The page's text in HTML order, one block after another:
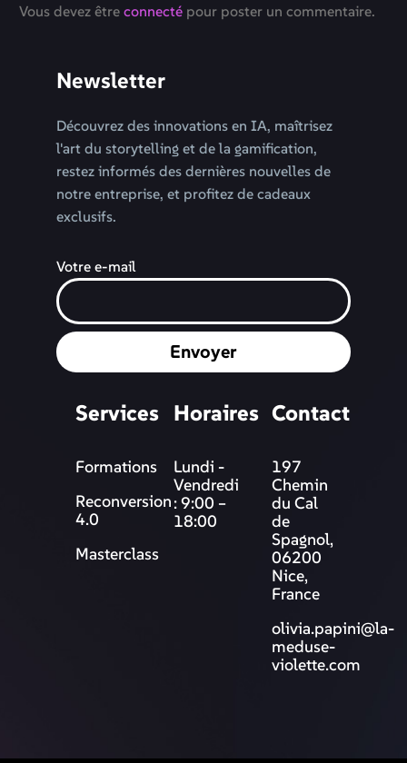
Vous devez être connecté pour poster un commentaire.
Newsletter
Découvrez des innovations en IA, maîtrisez
l'art du storytelling et de la gamification,
restez informés des dernières nouvelles de
notre entreprise, et profitez de cadeaux
exclusifs.
Votre e-mail
Envoyer
Services
Formations
Reconversion
4.0
Masterclass
Horaires
Lundi -
Vendredi
: 9:00 –
18:00
Contact
197
Chemin
du Cal
de
Spagnol,
06200
Nice,
France
olivia.papini@la-
meduse-
violette.com